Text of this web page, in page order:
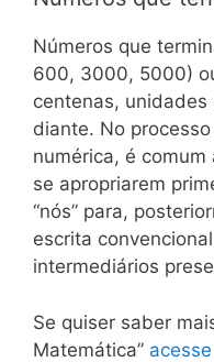
Números que
600, 3000, 5000)
centenas, unidades
diante. No
numérica, é
se apropriarem
“nós” para,
escrita
intermediários
Se quiser saber
Matemática”